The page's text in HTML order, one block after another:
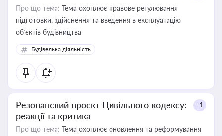
Про що тема: Тема охоплює правове регулювання
підготовки, здійснення та введення в експлуатацію
об’єктів будівництва
Будівельна діяльність
Резонансний проєкт Цивільного кодексу:
реакції та критика
+1
Про що тема: Тема охоплює оновлення та реформування